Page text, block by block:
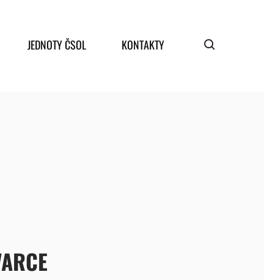
JEDNOTY ČSOL KONTAKTY